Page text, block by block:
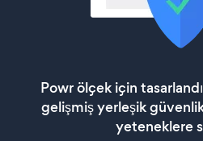
Powr ölçek için
gelişmiş yerleşik
yeteneklere